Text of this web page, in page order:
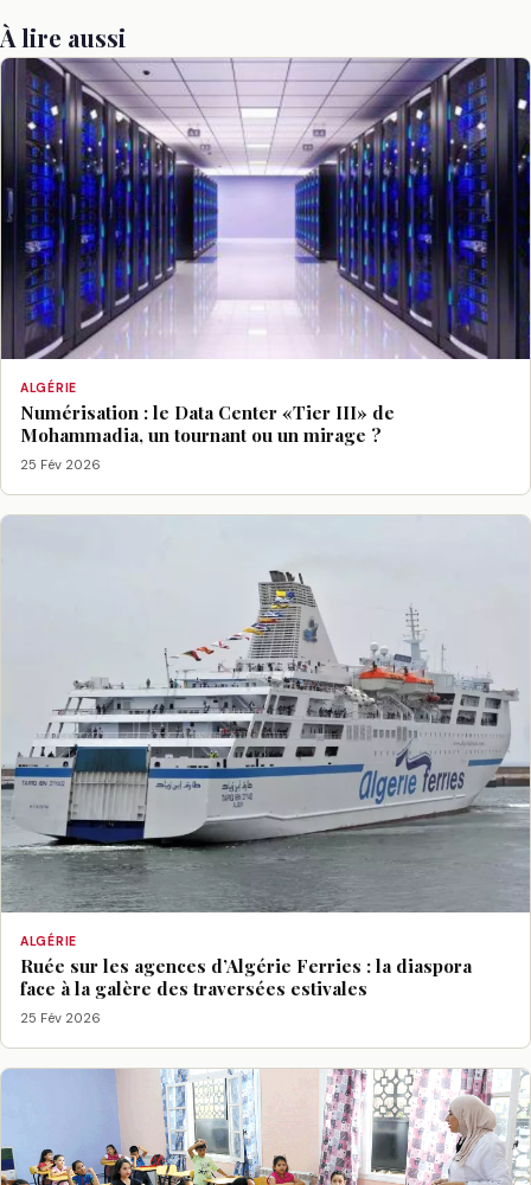
À lire aussi
ALGÉRIE
Numérisation : le Data Center «Tier III» de
Mohammadia, un tournant ou un mirage ?
25 Fév 2026
ALGÉRIE
Ruée sur les agences d’Algérie Ferries : la diaspora
face à la galère des traversées estivales
25 Fév 2026